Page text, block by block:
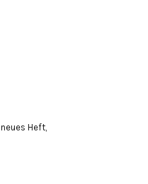
neues Heft,